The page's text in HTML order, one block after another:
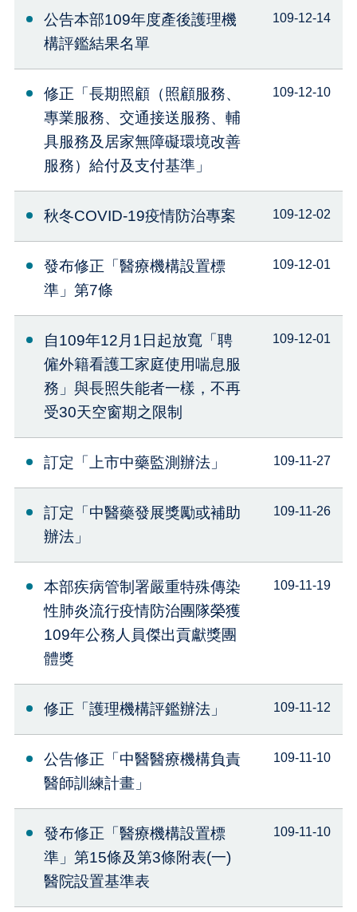
公告本部109年度產後護理機
構評鑑結果名單
109-12-14
修正「長期照顧（照顧服務、
專業服務、交通接送服務、輔
具服務及居家無障礙環境改善
服務）給付及支付基準」
109-12-10
秋冬COVID-19疫情防治專案 109-12-02
發布修正「醫療機構設置標
準」第7條
109-12-01
自109年12月1日起放寬「聘
僱外籍看護工家庭使用喘息服
務」與長照失能者一樣，不再
受30天空窗期之限制
109-12-01
訂定「上市中藥監測辦法」 109-11-27
訂定「中醫藥發展獎勵或補助
辦法」
109-11-26
本部疾病管制署嚴重特殊傳染
性肺炎流行疫情防治團隊榮獲
109年公務人員傑出貢獻獎團
體獎
109-11-19
修正「護理機構評鑑辦法」 109-11-12
公告修正「中醫醫療機構負責
醫師訓練計畫」
109-11-10
發布修正「醫療機構設置標
準」第15條及第3條附表(一)
醫院設置基準表
109-11-10